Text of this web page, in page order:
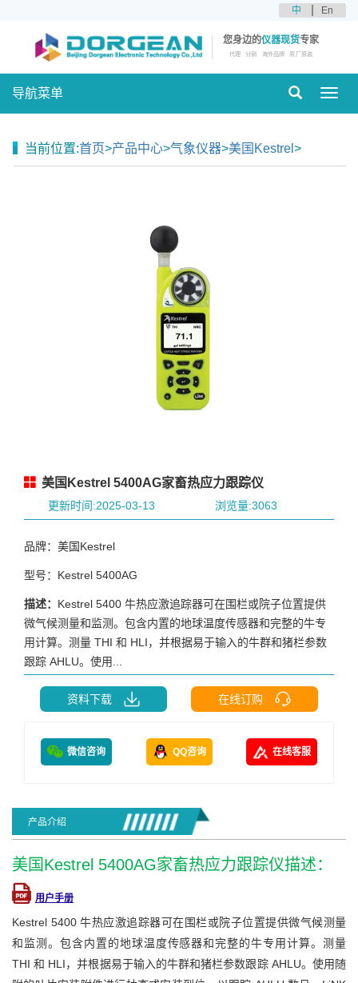
中 En
您身边的仪器现货专家
代理 分销 海外品牌 原厂原装
导航菜单
当前位置:首页>产品中心>气象仪器>美国Kestrel >
美国Kestrel 5400AG家畜热应力跟踪仪
更新时间:2025-03-13 浏览量:3063
品牌：美国Kestrel
型号：Kestrel 5400AG
描述： Kestrel 5400 牛热应激追踪器可在围栏或院子位置提供
微气候测量和监测。包含内置的地球温度传感器和完整的牛专
用计算。测量 THI 和 HLI，并根据易于输入的牛群和猪栏参数
跟踪 AHLU。使用...
资料下载 在线订购
微信咨询 QQ咨询 在线客服
产品介绍
美国Kestrel 5400AG家畜热应力跟踪仪描述：
用户手册
Kestrel 5400 牛热应激追踪器可在围栏或院子位置提供微气候测量
和监测。包含内置的地球温度传感器和完整的牛专用计算。测量
THI 和 HLI，并根据易于输入的牛群和猪栏参数跟踪 AHLU。使用随